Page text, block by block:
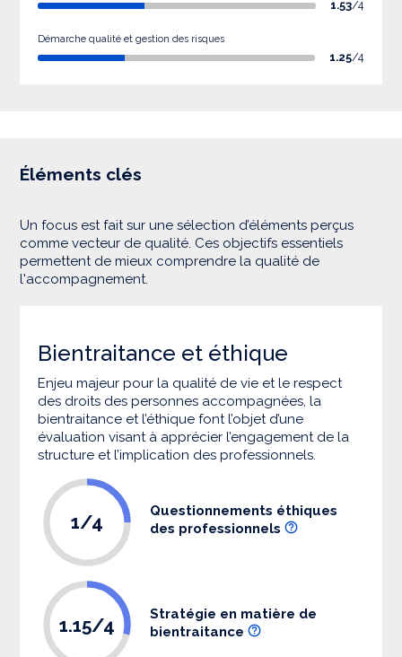
1.53/4
Démarche qualité et gestion des risques
1.25/4
Éléments clés
Un focus est fait sur une sélection d’éléments perçus
comme vecteur de qualité. Ces objectifs essentiels
permettent de mieux comprendre la qualité de
l'accompagnement.
Bientraitance et éthique
Enjeu majeur pour la qualité de vie et le respect
des droits des personnes accompagnées, la
bientraitance et l’éthique font l’objet d’une
évaluation visant à apprécier l’engagement de la
structure et l’implication des professionnels.
1/4
Questionnements éthiques
des professionnels
1.15/4
Stratégie en matière de
bientraitance